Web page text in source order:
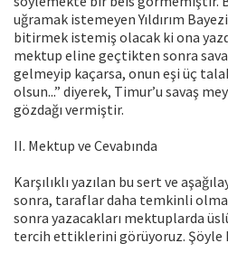
uğramak istemeyen Yıldırım
bitirmek istemiş olacak ki ona
mektup eline geçtikten sonra
gelmeyip kaçarsa, onun eşi üç
olsun...” diyerek, Timur’u savaş
gözdağı vermiştir.
II. Mektup ve Cevabında
Karşılıklı yazılan bu sert ve
sonra, taraflar daha temkinli
sonra yazacakları mektuplarda
tercih ettiklerini görüyoruz. Şöyle